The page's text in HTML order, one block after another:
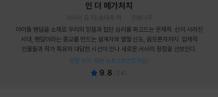
인 더 메가처치
아사이 료 저/송태욱 역
은행나무
아이돌 팬덤을 소재로 우리의 믿음과 집단 심리를 파고드는 문제작. 신이 사라진
시대, 팬덤이라는 종교를 만드는 설계자와 열혈 신도, 음모론자까지. 입체적
인물들과 작가 특유의 대담한 시선이 만나 새로운 서사의 정점을 선보인다.
양장 누드 제본 노트 (포인트차감)
9.8 24